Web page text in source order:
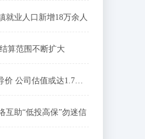
就业人口新增18万余人
算范围不断扩大
沙特石油巨头公布IPO指导价 公司估值或达1.7万亿美元
互助“低投高保”勿迷信